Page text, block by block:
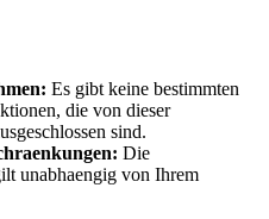
Es gibt keine bestimmten
die von dieser
sind.
Die
unabhaengig von Ihrem